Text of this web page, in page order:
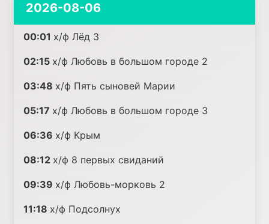
2026-08-06
00:01 х/ф Лёд 3
02:15 х/ф Любовь в большом городе 2
03:48 х/ф Пять сыновей Марии
05:17 х/ф Любовь в большом городе 3
06:36 х/ф Крым
08:12 х/ф 8 первых свиданий
09:39 х/ф Любовь-морковь 2
11:18 х/ф Подсолнух